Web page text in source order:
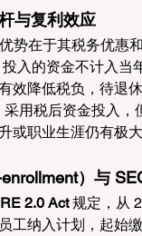
与复利效应
势在于其税务优惠
投入的资金不计入当
效降低税负，待退
采用税后资金投入，
或职业生涯仍有极
）与
2.0 Act 规定，从
工纳入计划，起始